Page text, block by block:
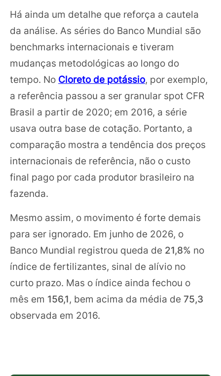
Há ainda um detalhe que reforça a cautela
da análise. As séries do Banco Mundial são
benchmarks internacionais e tiveram
mudanças metodológicas ao longo do
tempo. No Cloreto de potássio, por exemplo,
a referência passou a ser granular spot CFR
Brasil a partir de 2020; em 2016, a série
usava outra base de cotação. Portanto, a
comparação mostra a tendência dos preços
internacionais de referência, não o custo
final pago por cada produtor brasileiro na
fazenda.
Mesmo assim, o movimento é forte demais
para ser ignorado. Em junho de 2026, o
Banco Mundial registrou queda de 21,8% no
índice de fertilizantes, sinal de alívio no
curto prazo. Mas o índice ainda fechou o
mês em 156,1, bem acima da média de 75,3
observada em 2016.